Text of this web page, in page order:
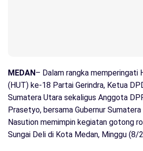
MEDAN– Dalam rangka memperingati
(HUT) ke-18 Partai Gerindra, Ketua
Sumatera Utara sekaligus Anggota
Prasetyo, bersama Gubernur
Nasution memimpin kegiatan gotong
Sungai Deli di Kota Medan, Minggu (8/